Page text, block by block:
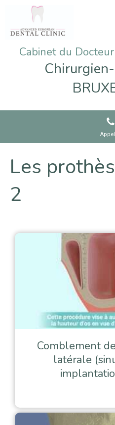
Cabinet du
Les
2
Comblement
latérale